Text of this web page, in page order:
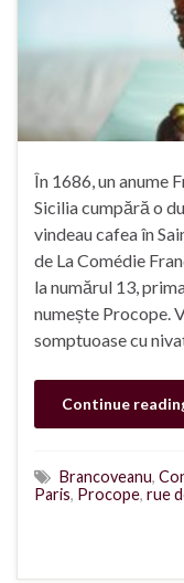
În 1686, un anume
Sicilia cumpără o
vindeau cafea în
de La Comédie
la numărul 13,
numește Procope.
somptuoase cu
Continue
Brancoveanu,
Paris, Procope, rue